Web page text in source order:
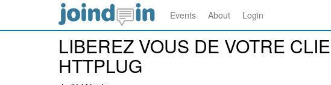
Events About Login
LIBEREZ VOUS DE VOTRE
HTTPLUG